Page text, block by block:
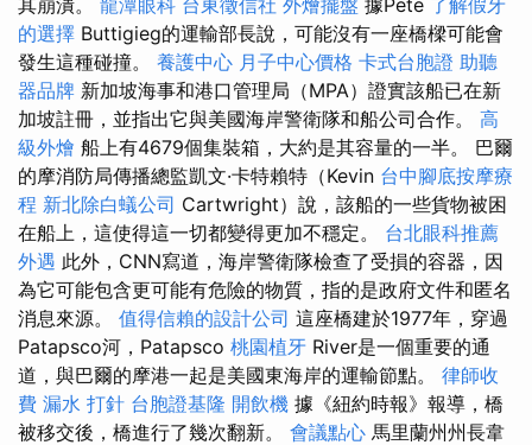
其崩潰。 龍潭眼科 台東徵信社 外燴擺盤 據Pete 了解假牙
的選擇 Buttigieg的運輸部長說，可能沒有一座橋樑可能會
發生這種碰撞。 養護中心 月子中心價格 卡式台胞證 助聽
器品牌 新加坡海事和港口管理局（MPA）證實該船已在新
加坡註冊，並指出它與美國海岸警衛隊和船公司合作。 高
級外燴 船上有4679個集裝箱，大約是其容量的一半。 巴爾
的摩消防局傳播總監凱文·卡特賴特（Kevin 台中腳底按摩療
程 新北除白蟻公司 Cartwright）說，該船的一些貨物被困
在船上，這使得這一切都變得更加不穩定。 台北眼科推薦
外遇 此外，CNN寫道，海岸警衛隊檢查了受損的容器，因
為它可能包含更可能有危險的物質，指的是政府文件和匿名
消息來源。 值得信賴的設計公司 這座橋建於1977年，穿過
Patapsco河，Patapsco 桃園植牙 River是一個重要的通
道，與巴爾的摩港一起是美國東海岸的運輸節點。 律師收
費 漏水 打針 台胞證基隆 開飲機 據《紐約時報》報導，橋
被移交後，橋進行了幾次翻新。 會議點心 馬里蘭州州長韋